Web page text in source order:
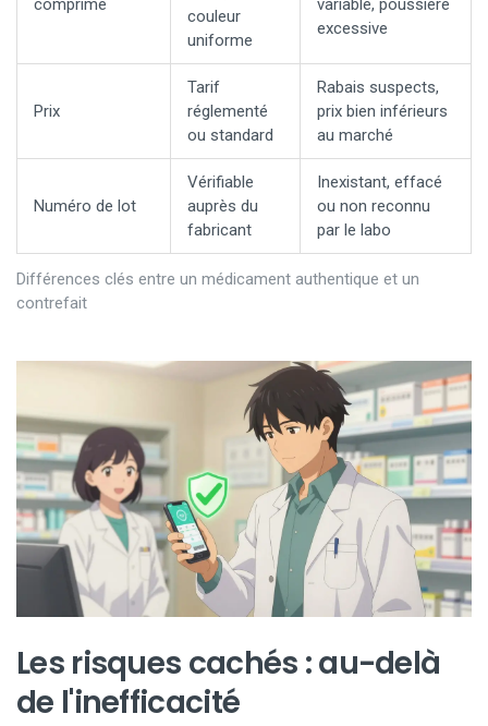
Différences clés entre un médicament authentique et un
contrefait
comprimé
couleur
uniforme
variable, poussière
excessive
Prix
Tarif
réglementé
ou standard
Rabais suspects,
prix bien inférieurs
au marché
Numéro de lot
Vérifiable
auprès du
fabricant
Inexistant, effacé
ou non reconnu
par le labo
Les risques cachés : au-delà
de l'inefficacité